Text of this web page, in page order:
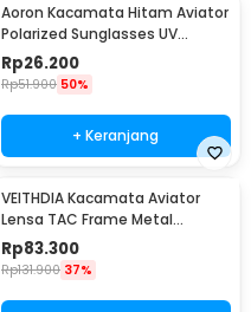
Aoron Kacamata Hitam Aviator
Polarized Sunglasses UV
Protection - RB2132
Rp26.200
Rp51.900 50%
+ Keranjang
VEITHDIA Kacamata Aviator
Lensa TAC Frame Metal
Polarized Sunglasses - V3088
Rp83.300
Rp131.900 37%